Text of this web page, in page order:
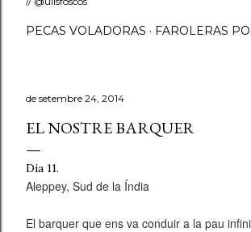
PECAS VOLADORAS FAROLERAS
de setembre 24, 2014
EL NOSTRE BARQUER
Dia 11.
Aleppey, Sud de la Índia
El barquer que ens va conduir a la pau